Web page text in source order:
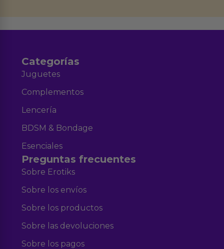
Categorías
Juguetes
Complementos
Lencería
BDSM & Bondage
Esenciales
Preguntas frecuentes
Sobre Erotiks
Sobre los envíos
Sobre los productos
Sobre las devoluciones
Sobre los pagos